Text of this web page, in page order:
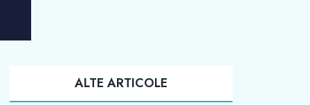
ALTE ARTICOLE